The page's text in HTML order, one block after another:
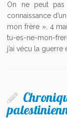
On ne peut pas
connaissance
mon frère », 4
tu-es-ne-mon-
j’ai vécu la